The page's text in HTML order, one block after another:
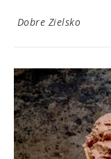
Dobre Zielsko